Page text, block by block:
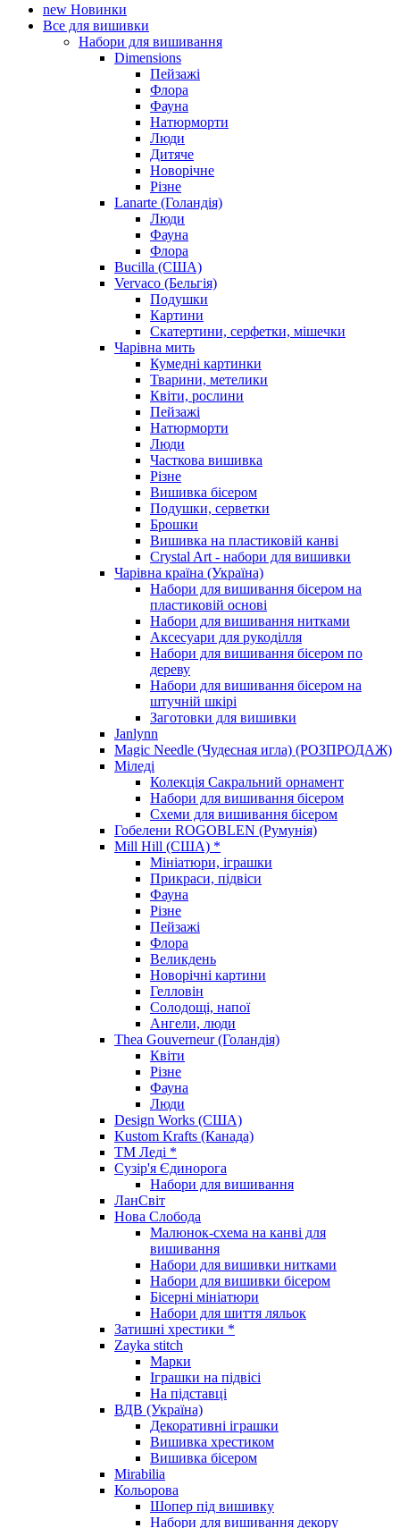
new Новинки
Все для вишивки
Набори для вишивання
Dimensions
Пейзажі
Флора
Фауна
Натюрморти
Люди
Дитяче
Новорічне
Різне
Lanarte (Голандія)
Люди
Фауна
Флора
Bucilla (США)
Vervaco (Бельгія)
Подушки
Картини
Скатертини, серфетки, мішечки
Чарiвна мить
Кумедні картинки
Тварини, метелики
Квіти, рослини
Пейзажі
Натюрморти
Люди
Часткова вишивка
Різне
Вишивка бісером
Подушки, серветки
Брошки
Вишивка на пластиковій канві
Crystal Art - набори для вишивки
Чарівна країна (Україна)
Набори для вишивання бісером на
пластиковій основі
Набори для вишивання нитками
Аксесуари для рукоділля
Набори для вишивання бісером по
дереву
Набори для вишивання бісером на
штучній шкірі
Заготовки для вишивки
Janlynn
Magic Needle (Чудесная игла) (РОЗПРОДАЖ)
Міледі
Колекція Сакральний орнамент
Набори для вишивання бісером
Схеми для вишивання бісером
Гобелени ROGOBLEN (Румунія)
Mill Hill (США) *
Мініатюри, іграшки
Прикраси, підвіси
Фауна
Різне
Пейзажі
Флора
Великдень
Новорічні картини
Гелловін
Солодощі, напої
Ангели, люди
Thea Gouverneur (Голандія)
Квіти
Різне
Фауна
Люди
Design Works (США)
Kustom Krafts (Канада)
ТМ Леді *
Сузір'я Єдинорога
Набори для вишивання
ЛанСвіт
Нова Слобода
Малюнок-схема на канві для
вишивання
Набори для вишивки нитками
Набори для вишивки бісером
Бісерні мініатюри
Набори для шиття ляльок
Затишні хрестики *
Zayka stitch
Марки
Іграшки на підвісі
На підставці
ВДВ (Україна)
Декоративні іграшки
Вишивка хрестиком
Вишивка бісером
Mirabilia
Кольорова
Шопер під вишивку
Набори для вишивання декору